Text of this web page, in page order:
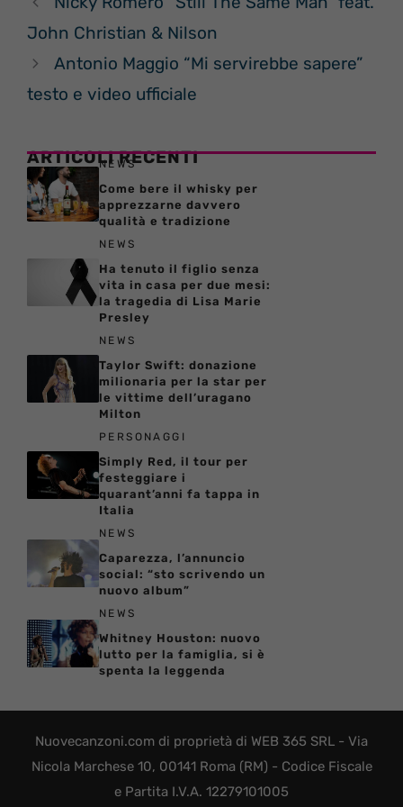
John Christian & Nilson
Antonio Maggio “Mi servirebbe sapere”
testo e video ufficiale
ARTICOLI RECENTI
NEWS
Come bere il whisky per
apprezzarne davvero
qualità e tradizione
NEWS
Ha tenuto il figlio senza
vita in casa per due mesi:
la tragedia di Lisa Marie
Presley
NEWS
Taylor Swift: donazione
milionaria per la star per
le vittime dell’uragano
Milton
PERSONAGGI
Simply Red, il tour per
festeggiare i
quarant’anni fa tappa in
Italia
NEWS
Caparezza, l’annuncio
social: “sto scrivendo un
nuovo album”
NEWS
Whitney Houston: nuovo
lutto per la famiglia, si è
spenta la leggenda
Nuovecanzoni.com di proprietà di WEB 365 SRL - Via
Nicola Marchese 10, 00141 Roma (RM) - Codice Fiscale
e Partita I.V.A. 12279101005